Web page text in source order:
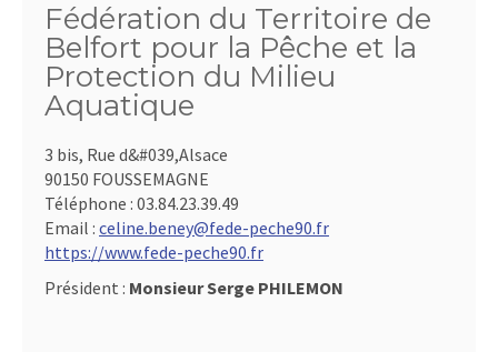
Fédération du Territoire de
Belfort pour la Pêche et la
Protection du Milieu
Aquatique
3 bis, Rue d&#039,Alsace
90150 FOUSSEMAGNE
Téléphone : 03.84.23.39.49
Email : celine.beney@fede-peche90.fr
https://www.fede-peche90.fr
Président : Monsieur Serge PHILEMON